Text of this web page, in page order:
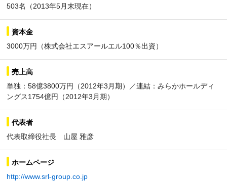
503名（2013年5月末現在）
資本金
3000万円（株式会社エスアールエル100％出資）
売上高
単独：58億3800万円（2012年3月期）／連結：みらかホールディ
ングス1754億円（2012年3月期）
代表者
代表取締役社長 山屋 雅彦
ホームページ
http://www.srl-group.co.jp